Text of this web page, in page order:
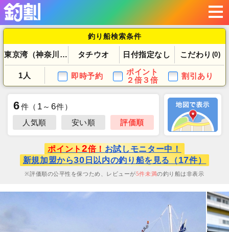
釣り船検索条件
東京湾（神奈川県） タチウオ 日付指定なし こだわり (0)
1人 即時予約
ポイント
２倍３倍
割引あり
6件 （ 1 ～ 6件）
人気順
安い順 評価順
ポイント 2倍！ お試しモニター中！
新規加盟から30 日以内の釣り船を見る（17件）
評価順の公平性を保つため、レビューが5件未満の釣り船は非表示